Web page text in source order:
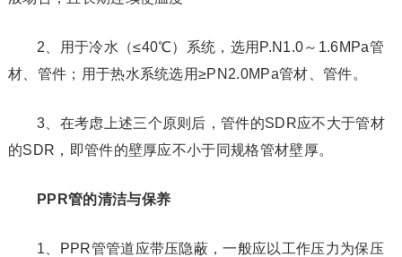
2、用于冷水（≤40℃）系统，选用P.N1.0～1.6MPa管
材、管件；用于热水系统选用≥PN2.0MPa管材、管件。
3、在考虑上述三个原则后，管件的SDR应不大于管材
的SDR，即管件的壁厚应不小于同规格管材壁厚。
PPR管的清洁与保养
1、PPR管管道应带压隐蔽，一般应以工作压力为保压